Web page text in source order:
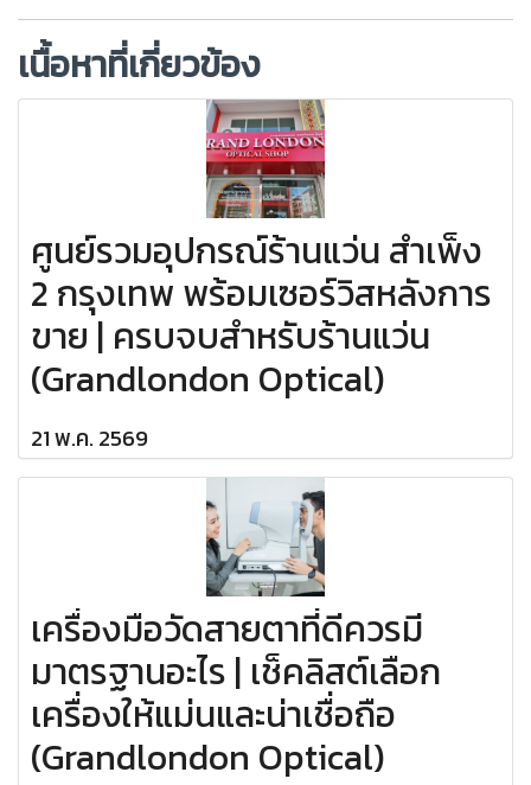
เนื้อหาที่เกี่ยวข้อง
ศูนย์รวมอุปกรณ์ร้านแว่น สำเพ็ง
2 กรุงเทพ พร้อมเซอร์วิสหลังการ
ขาย | ครบจบสำหรับร้านแว่น
(Grandlondon Optical)
21 พ.ค. 2569
เครื่องมือวัดสายตาที่ดีควรมี
มาตรฐานอะไร | เช็คลิสต์เลือก
เครื่องให้แม่นและน่าเชื่อถือ
(Grandlondon Optical)